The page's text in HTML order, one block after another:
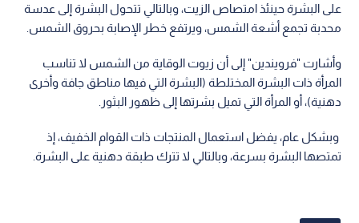
على البشرة حينئذ امتصاص الزيت،‬ ‫وبالتالي تتحول البشرة إلى عدسة
محدبة تجمع أشعة الشمس، ويرتفع خطر الإصابة بحروق الشمس.‬
‫وأشارت "فرويندين" إلى أن زيوت الوقاية من الشمس لا تناسب
المرأة ذات‬ ‫البشرة المختلطة (البشرة التي فيها مناطق جافة وأخرى
دهنية)، أو المرأة التي تميل بشرتها إلى ظهور البثور.
‬ ‫وبشكل عام، يفضل استعمال المنتجات ذات القوام الخفيف، إذ
تمتصها‬ ‫البشرة بسرعة، وبالتالي لا تترك طبقة دهنية على البشرة.‬